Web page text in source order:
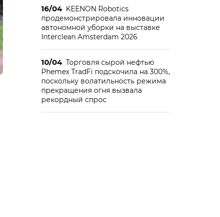
16/04 KEENON Robotics
продемонстрировала инновации
автономной уборки на выставке
Interclean Amsterdam 2026
10/04 Торговля сырой нефтью
Phemex TradFi подскочила на 300%,
поскольку волатильность режима
прекращения огня вызвала
рекордный спрос